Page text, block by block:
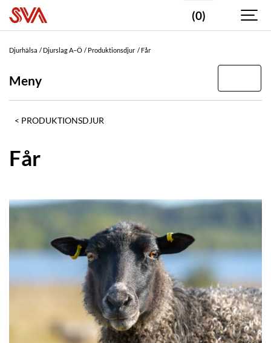
(0)
Djurhälsa Djurslag A–Ö Produktionsdjur Får
Meny
PRODUKTIONSDJUR
Får